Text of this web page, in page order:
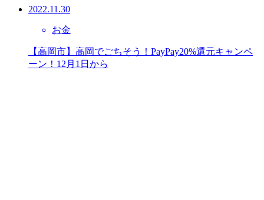
2022.11.30
お金
【高岡市】高岡でごちそう！PayPay20%還元キャンペ
ーン！12月1日から